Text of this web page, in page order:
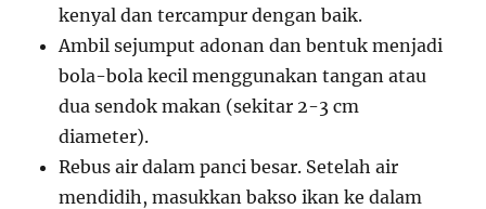
kenyal dan tercampur dengan baik.
Ambil sejumput adonan dan bentuk menjadi
bola-bola kecil menggunakan tangan atau
dua sendok makan (sekitar 2-3 cm
diameter).
Rebus air dalam panci besar. Setelah air
mendidih, masukkan bakso ikan ke dalam